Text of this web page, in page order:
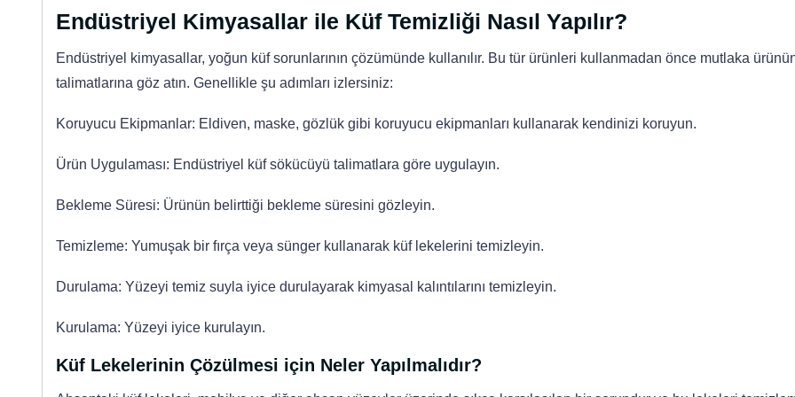
Endüstriyel Kimyasallar ile Küf Temizliği Nasıl Yapılır?
Endüstriyel kimyasallar, yoğun küf sorunlarının çözümünde kullanılır. Bu tür ürünleri kullanmadan önce mutlaka
talimatlarına göz atın. Genellikle şu adımları izlersiniz:
Koruyucu Ekipmanlar: Eldiven, maske, gözlük gibi koruyucu ekipmanları kullanarak kendinizi koruyun.
Ürün Uygulaması: Endüstriyel küf sökücüyü talimatlara göre uygulayın.
Bekleme Süresi: Ürünün belirttiği bekleme süresini gözleyin.
Temizleme: Yumuşak bir fırça veya sünger kullanarak küf lekelerini temizleyin.
Durulama: Yüzeyi temiz suyla iyice durulayarak kimyasal kalıntılarını temizleyin.
Kurulama: Yüzeyi iyice kurulayın.
Küf Lekelerinin Çözülmesi için Neler Yapılmalıdır?